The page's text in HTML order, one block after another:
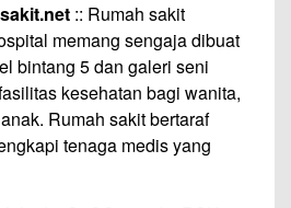
:: Rumah sakit
memang sengaja dibuat
bintang 5 dan galeri seni
kesehatan bagi wanita,
Rumah sakit bertaraf
tenaga medis yang